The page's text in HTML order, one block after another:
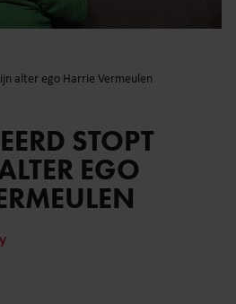
alter ego Harrie Vermeulen
STOPT
EGO